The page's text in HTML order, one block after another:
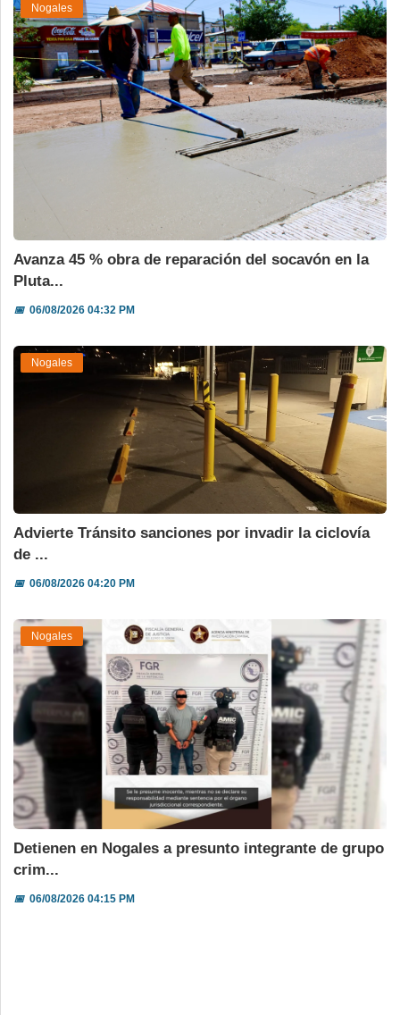
Nogales
Avanza 45 % obra de reparación del socavón en la
Pluta...
📅06/08/2026 04:32 PM
Nogales
Advierte Tránsito sanciones por invadir la ciclovía
de ...
📅06/08/2026 04:20 PM
Nogales
Detienen en Nogales a presunto integrante de grupo
crim...
📅06/08/2026 04:15 PM